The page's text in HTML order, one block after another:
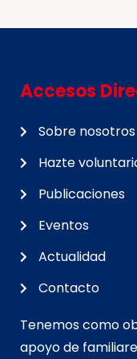
Accesos
Sobre nosotros
Hazte
Publicaciones
Eventos
Actualidad
Contacto
Tenemos como
apoyo de